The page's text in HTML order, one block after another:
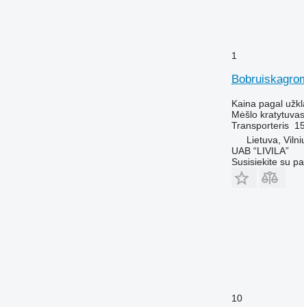
1
Kaina pagal
Mėšlo kratytuvas
Transporteris
Lietuva,
UAB “LIVILA”
Susisiekite su
10